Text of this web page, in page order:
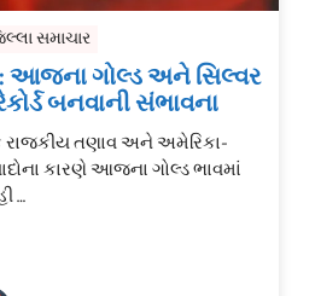
સમાચાર
આજના ગોલ્ડ અને સિલ્વર
બનવાની સંભાવના
રાજકીય તણાવ અને અમેરિકા-
કારણે આજના ગોલ્ડ ભાવમાં
…